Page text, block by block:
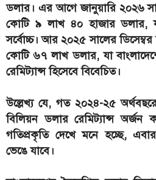
ডলার। এর আগে জানুয়ারি ২০২৬
কোটি ৯ লাখ ৪০ হাজার ডলার,
সর্বোচ্চ। আর ২০২৫ সালের
কোটি ৬৭ লাখ ডলার, যা
রেমিট্যান্স হিসেবে বিবেচিত।
উল্লেখ্য যে, গত ২০২৪-২৫
বিলিয়ন ডলার রেমিট্যান্স অর্জন
গতিপ্রকৃতি দেখে মনে হচ্ছে,
ভেঙে যাবে।